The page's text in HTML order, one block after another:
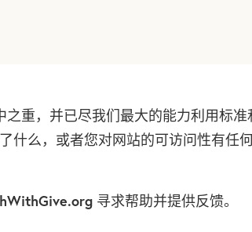
重，并已尽我们最大的能力利用标准
什么，或者您对网站的可访问性有任
寻求帮助并提供反馈。